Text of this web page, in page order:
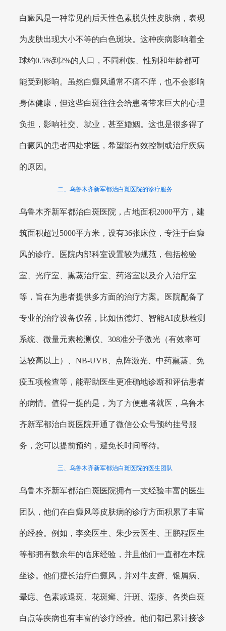
白癜风是一种常见的后天性色素脱失性皮肤病，表现
为皮肤出现大小不等的白色斑块。这种疾病影响着全
球约0.5%到2%的人口，不同种族、性别和年龄都可
能受到影响。虽然白癜风通常不痛不痒，也不会影响
身体健康，但这些白斑往往会给患者带来巨大的心理
负担，影响社交、就业，甚至婚姻。这也是很多得了
白癜风的患者四处求医，希望能有效控制或治疗疾病
的原因。
二、乌鲁木齐新军都治白斑医院的诊疗服务
乌鲁木齐新军都治白斑医院，占地面积2000平方，建
筑面积超过5000平方米，设有36张床位，专注于白癜
风的诊疗。医院内部科室设置较为规范，包括检验
室、光疗室、熏蒸治疗室、药浴室以及介入治疗室
等，旨在为患者提供多方面的治疗方案。医院配备了
专业的治疗设备仪器，比如伍德灯、智能AI皮肤检测
系统、微量元素检测仪、308准分子激光（有效率可
达较高以上）、NB-UVB、点阵激光、中药熏蒸、免
疫五项检查等，能帮助医生更准确地诊断和评估患者
的病情。值得一提的是，为了方便患者就医，乌鲁木
齐新军都治白斑医院开通了微信公众号预约挂号服
务，您可以提前预约，避免长时间等待。
三、乌鲁木齐新军都治白斑医院的医生团队
乌鲁木齐新军都治白斑医院拥有一支经验丰富的医生
团队，他们在白癜风等皮肤病的诊疗方面积累了丰富
的经验。例如，李奕医生、朱少云医生、王鹏程医生
等都拥有数余年的临床经验，并且他们一直都在本院
坐诊。他们擅长治疗白癜风，并对牛皮癣、银屑病、
晕痣、色素减退斑、花斑癣、汗斑、湿疹、各类白斑
白点等疾病也有丰富的诊疗经验。他们都已累计接诊